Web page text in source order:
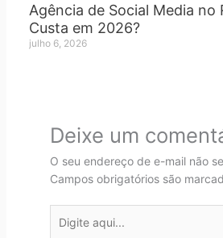
Agência de Social Media no
Custa em 2026?
julho 6, 2026
Deixe um
O seu endereço de e-mail não
Campos obrigatórios são
aqui...